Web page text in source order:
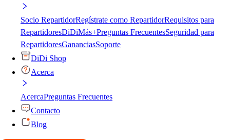
Socio RepartidorRegístrate como RepartidorRequisitos para
RepartidoresDiDiMás+Preguntas FrecuentesSeguridad para
RepartidoresGananciasSoporte
DiDi Shop
Acerca
AcercaPreguntas Frecuentes
Contacto
Blog